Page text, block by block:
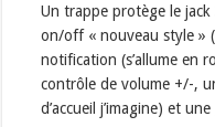
Un trappe protège le
on/off « nouveau style »
notification (s’allume en
contrôle de volume +/-,
d’accueil j’imagine) et